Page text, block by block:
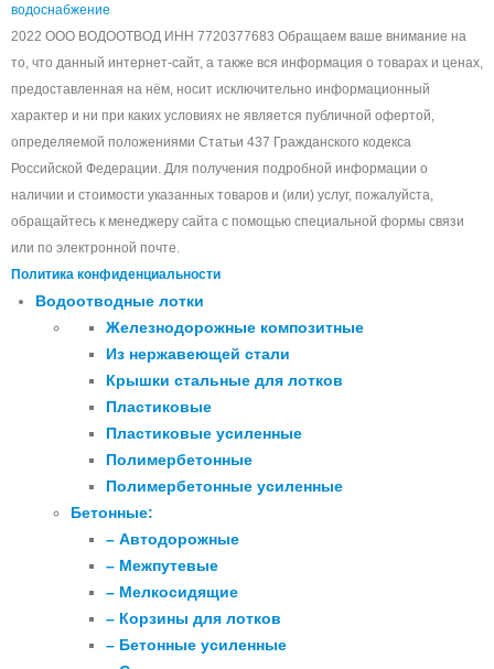
2022 ООО ВОДООТВОД ИНН 7720377683 Обращаем ваше внимание на
то, что данный интернет-сайт, а также вся информация о товарах и ценах,
предоставленная на нём, носит исключительно информационный
характер и ни при каких условиях не является публичной офертой,
определяемой положениями Статьи 437 Гражданского кодекса
Российской Федерации. Для получения подробной информации о
наличии и стоимости указанных товаров и (или) услуг, пожалуйста,
обращайтесь к менеджеру сайта с помощью специальной формы связи
или по электронной почте.
Политика конфиденциальности
Водоотводные лотки
Железнодорожные композитные
Из нержавеющей стали
Крышки стальные для лотков
Пластиковые
Пластиковые усиленные
Полимербетонные
Полимербетонные усиленные
Бетонные:
– Автодорожные
– Межпутевые
– Мелкосидящие
– Корзины для лотков
– Бетонные усиленные